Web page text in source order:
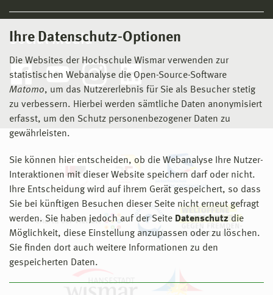
Ihre Datenschutz-Optionen
Die Websites der Hochschule Wismar verwenden zur
statistischen Webanalyse die Open-Source-Software
Matomo, um das Nutzererlebnis für Sie als Besucher stetig
zu verbessern. Hierbei werden sämtliche Daten anonymisiert
erfasst, um den Schutz personenbezogener Daten zu
gewährleisten.
Sie können hier entscheiden, ob die Webanalyse Ihre Nutzer-
Interaktionen mit dieser Website speichern darf oder nicht.
Ihre Entscheidung wird auf ihrem Gerät gespeichert, so dass
Sie bei künftigen Besuchen dieser Seite nicht erneut gefragt
werden. Sie haben jedoch auf der Seite Datenschutz die
Möglichkeit, diese Einstellung anzupassen oder zu löschen.
Sie finden dort auch weitere Informationen zu den
gespeicherten Daten.
Social Media